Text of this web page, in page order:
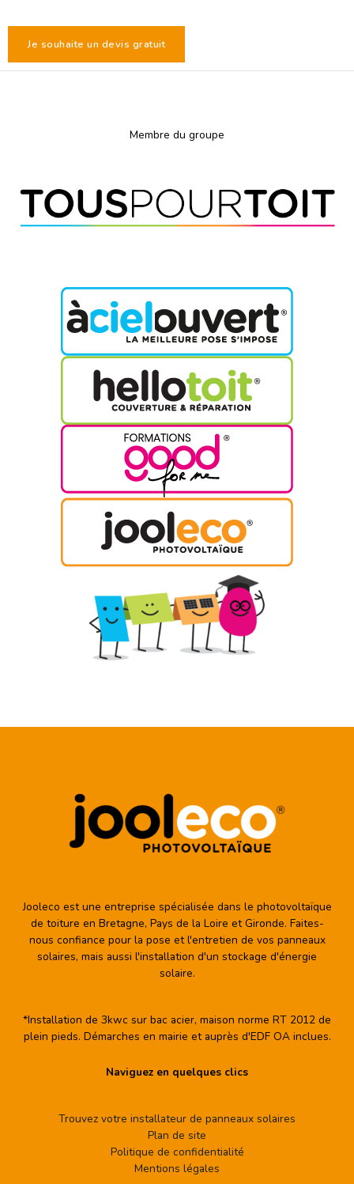
Je souhaite un devis gratuit
Membre du groupe
Jooleco est une entreprise spécialisée dans le photovoltaïque
de toiture en Bretagne, Pays de la Loire et Gironde. Faites-
nous confiance pour la pose et l'entretien de vos panneaux
solaires, mais aussi l'installation d'un stockage d'énergie
solaire.
*Installation de 3kwc sur bac acier, maison norme RT 2012 de
plein pieds. Démarches en mairie et auprès d'EDF OA inclues.
Naviguez en quelques clics
Trouvez votre installateur de panneaux solaires
Plan de site
Politique de confidentialité
Mentions légales